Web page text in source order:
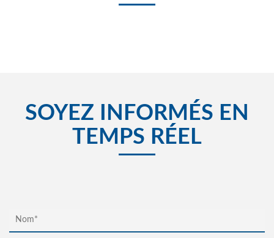
SOYEZ INFORMÉS EN
TEMPS RÉEL